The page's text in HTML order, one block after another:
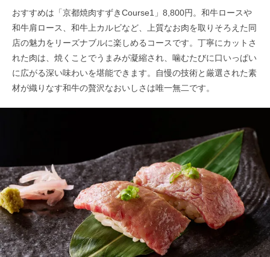
おすすめは「京都焼肉すずきCourse1」8,800円。和牛ロースや
和牛肩ロース、和牛上カルビなど、上質なお肉を取りそろえた同
店の魅力をリーズナブルに楽しめるコースです。丁寧にカットさ
れた肉は、焼くことでうまみが凝縮され、噛むたびに口いっぱい
に広がる深い味わいを堪能できます。自慢の技術と厳選された素
材が織りなす和牛の贅沢なおいしさは唯一無二です。